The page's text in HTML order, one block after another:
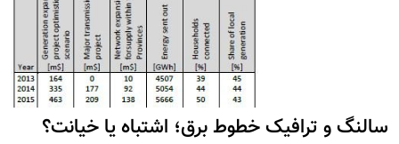
سالنگ و ترافیک خطوط برق؛ اشتباه یا خیانت؟